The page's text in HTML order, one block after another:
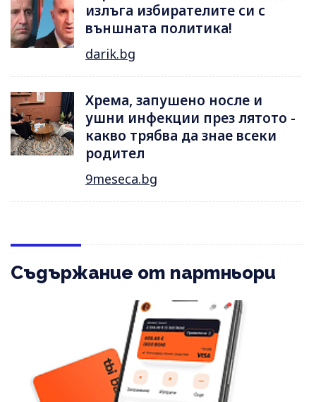
излъга избирателите си с
външната политика!
darik.bg
Хрема, запушено носле и
ушни инфекции през лятотo -
какво трябва да знае всеки
родител
9meseca.bg
Съдържание от партньори